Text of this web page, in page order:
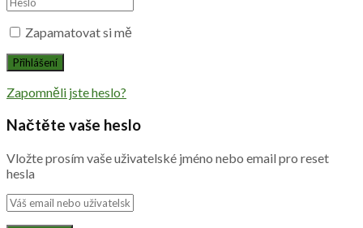
Zapamatovat si mě
Zapomněli jste heslo?
Načtěte vaše heslo
Vložte prosím vaše uživatelské jméno nebo email pro reset
hesla